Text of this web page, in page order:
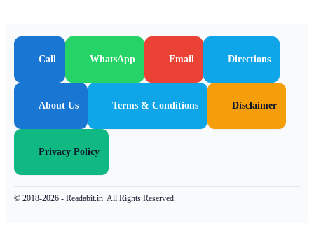
Call WhatsApp Email Directions
About Us Terms & Conditions Disclaimer
Privacy Policy
© 2018-2026 - Readabit.in. All Rights Reserved.